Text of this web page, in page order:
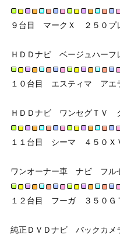
９台目　マークＸ　２５０
ＨＤＤナビ　ベージュハー
１０台目　エスティマ　ア
ＨＤＤナビ　ワンセグＴＶ
１１台目　シーマ　４５０
ワンオーナー車　ナビ　フ
１２台目　フーガ　３５０Ｇ
純正ＤＶＤナビ　バックカ